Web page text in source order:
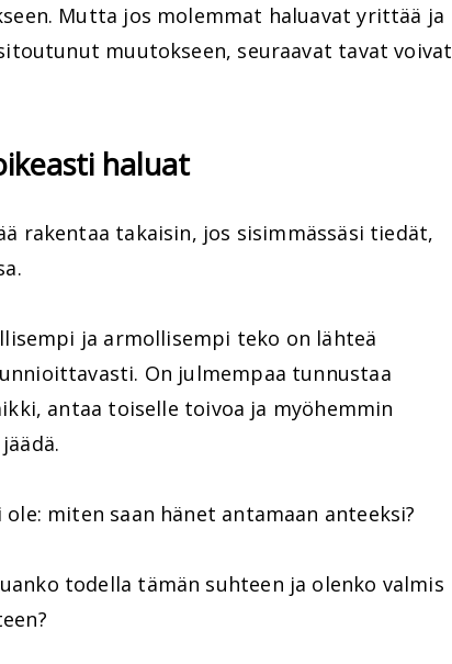
Mutta jos molemmat haluavat yrittää ja
muutokseen, seuraavat tavat voivat
haluat
rakentaa takaisin, jos sisimmässäsi tiedät,
ja armollisempi teko on lähteä
On julmempaa tunnustaa
antaa toiselle toivoa ja myöhemmin
miten saan hänet antamaan anteeksi?
todella tämän suhteen ja olenko valmis